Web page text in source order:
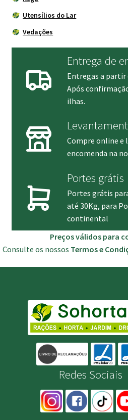
Utensílios do Lar
Vedações
Entrega de
Entregas a partir
Após
ilhas.
Compre online e
encomenda na
Portes grátis
Portes grátis
até 30Kg, para
continental
Preços válidos para
Consulte os nossos Termos e
Redes Sociais